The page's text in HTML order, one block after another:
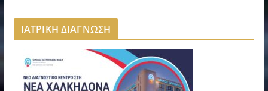
ΙΑΤΡΙΚΗ ΔΙΑΓΝΩΣΗ